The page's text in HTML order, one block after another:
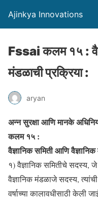
Ajinkya Innovations
Fssai कलम १५ :
मंडळाची प्रक्रिया :
aryan
अन्न सुरक्षा आणि मानके
कलम १५ :
वैज्ञानिक समिती आणि
१) वैज्ञानिक समितीचे सदस्य,
वैज्ञानिक मंडळाजे सदस्य, त्यांची
वर्षाच्या कालावधीसाठी केली